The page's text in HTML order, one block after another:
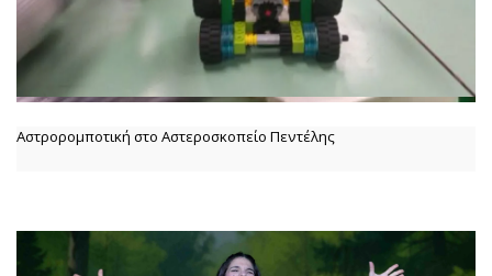
Αστρορομποτική στο Αστεροσκοπείο Πεντέλης